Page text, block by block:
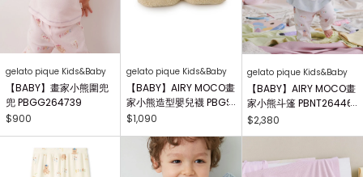
gelato pique Kids&Baby
【BABY】畫家小熊圍兜
兜 PBGG264739
$900
gelato pique Kids&Baby
【BABY】AIRY MOCO畫
家小熊造型嬰兒襪 PBGS
264415
$1,090
gelato pique Kids&Baby
【BABY】AIRY MOCO畫
家小熊斗篷 PBNT26446
4
$2,380